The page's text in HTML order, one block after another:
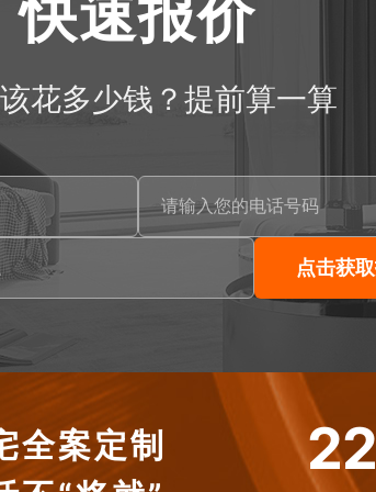
快速报价
花多少钱？提前算一算
全案定制
22